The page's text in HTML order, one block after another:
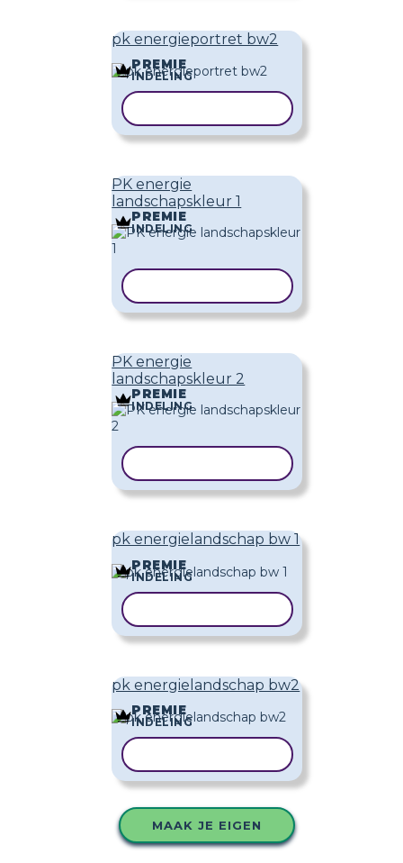
pk energieportret bw2
PREMIE
INDELING
PK energie
landschapskleur 1
PREMIE
INDELING
PK energie
landschapskleur 2
PREMIE
INDELING
pk energielandschap bw 1
PREMIE
INDELING
pk energielandschap bw2
PREMIE
INDELING
MAAK JE EIGEN